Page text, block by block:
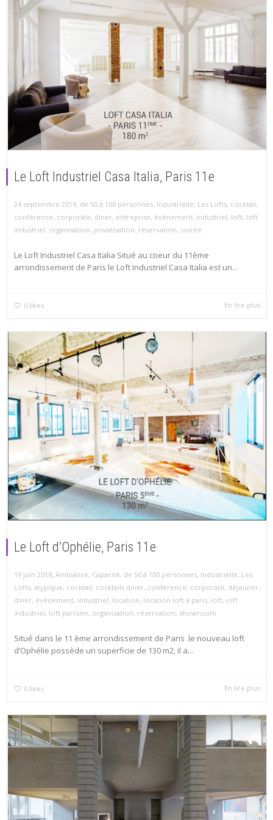
Le Loft Industriel Casa Italia, Paris 11e
24 septembre 2019, de 50 à 100 personnes, Industrielle, Les Lofts, cocktail,
conférence, corporate, diner, entreprise, événement, industriel, loft, loft
industriel, organisation, privatisation, réservation, soirée
Le Loft Industriel Casa Italia Situé au coeur du 11ème
arrondissement de Paris le Loft Industriel Casa Italia est un...
0 likes En lire plus
Le Loft d’Ophélie, Paris 11e
19 juin 2018, Ambiance, Capacité, de 50 à 100 personnes, Industrielle, Les
Lofts, atypique, cocktail, cocktails diner, conférence, corporate, déjeuner,
diner, événement, industriel, location, location loft à paris, loft, loft
industriel, loft parisien, organisation, réservation, showroom
Situé dans le 11 ème arrondissement de Paris le nouveau loft
d’Ophélie possède un superficie de 130 m2, il a...
0 likes En lire plus